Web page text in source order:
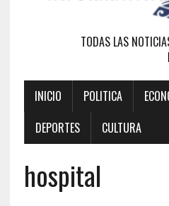
TODAS LAS
INICIO POLITICA
DEPORTES
CULTURA
hospital